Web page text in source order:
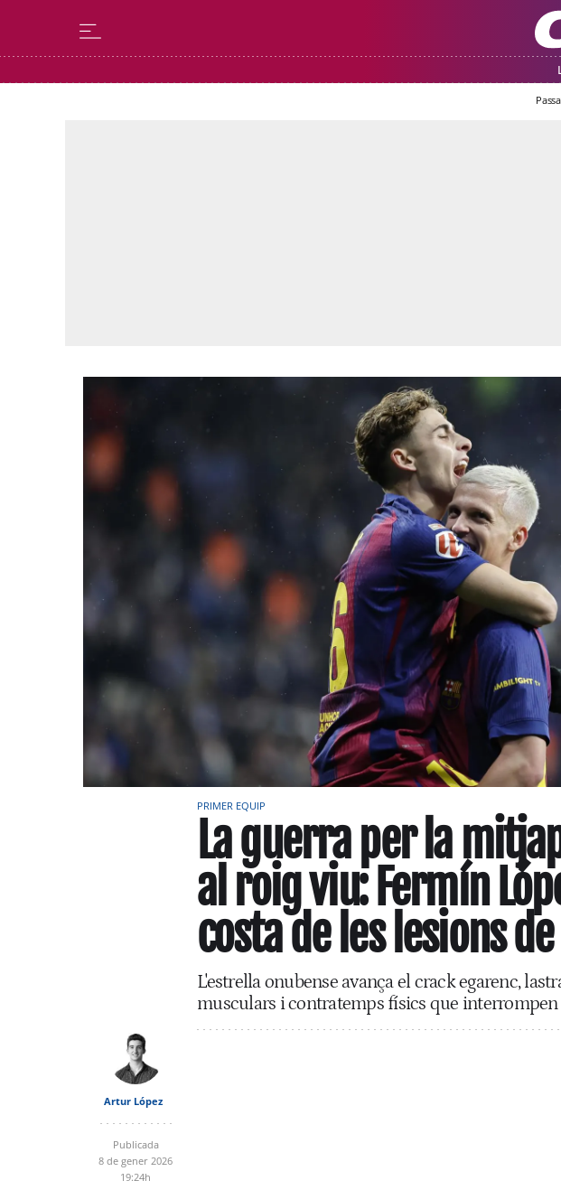
PRIMER EQUIP
La guerra per la
al roig viu: Fermín
costa de les lesions
L'estrella onubense avança el crack egarenc,
musculars i contratemps físics que interrompen
Artur López
Publicada
8 de gener 2026
19:24h